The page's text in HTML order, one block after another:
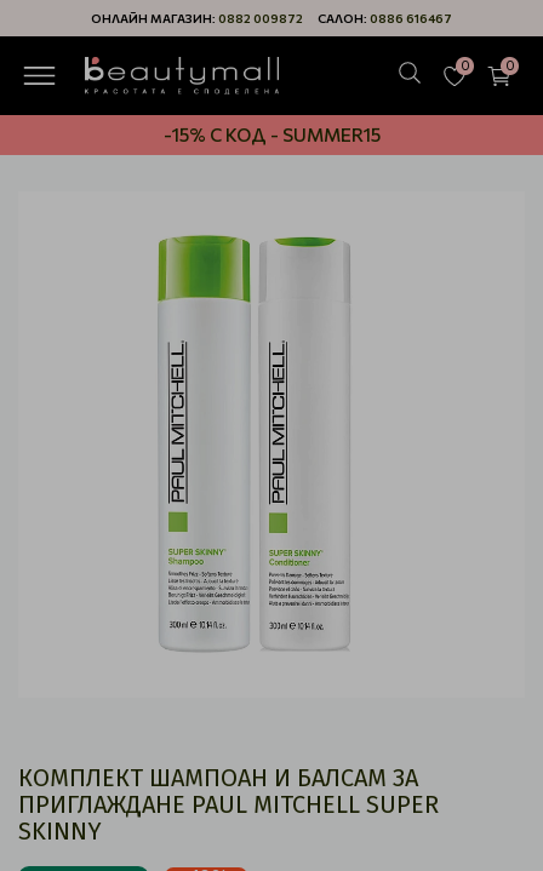
ОНЛАЙН МАГАЗИН: 0882 009872 САЛОН: 0886 616467
0 0
-15% С КОД - SUMMER15
КОМПЛЕКТ ШАМПОАН И БАЛСАМ ЗА
ПРИГЛАЖДАНЕ PAUL MITCHELL SUPER
SKINNY